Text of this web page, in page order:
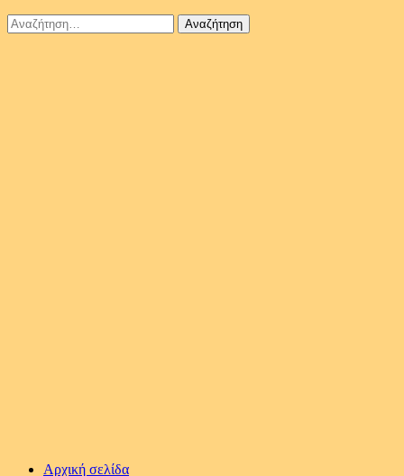
Αναζήτηση
για:
Αρχική σελίδα